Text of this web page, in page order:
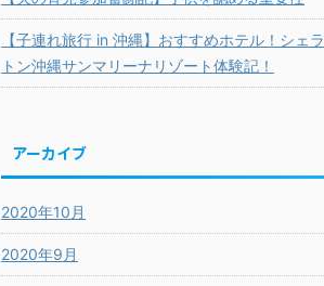
【子連れ旅行 in 沖縄】おすすめホテル！シェラ
トン沖縄サンマリーナリゾート体験記！
アーカイブ
2020年10月
2020年9月